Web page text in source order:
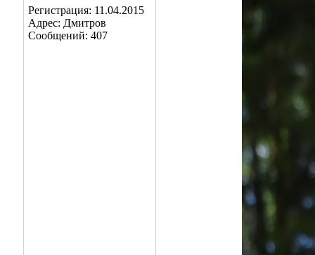
Регистрация: 11.04.2015
Адрес: Дмитров
Сообщений: 407